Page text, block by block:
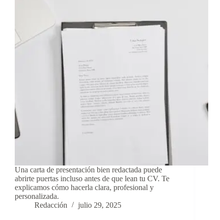
Una carta de presentación bien redactada puede
abrirte puertas incluso antes de que lean tu CV. Te
explicamos cómo hacerla clara, profesional y
personalizada.
Redacción
julio 29, 2025